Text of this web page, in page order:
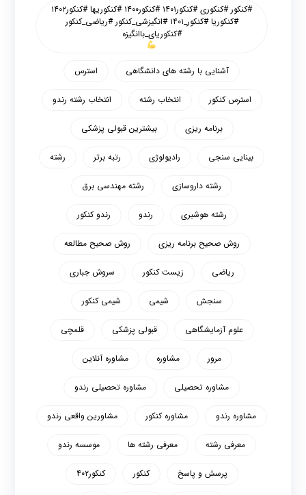
#کنکور #کنکوری #کنکور۱۴۰۱ #کنکور۱۴۰۰ #کنکوریها #کنکور۱۴۰۲
#کنکوریا #کنکور_۱۴۰۱ #انگیزشی_کنکور #ریاضی_کنکور
#کنکوریای_باانگیزه
آشنایی با رشته های دانشگاهی استرس
استرس کنکور انتخاب رشته انتخاب رشته رندو
برنامه ریزی بیشترین قبولی پزشکی
بینایی سنجی رادیولوژی رتبه برتر رشته
رشته داروسازی رشته مهندسی برق
رشته هوشبری رندو رندو کنکور
روش صحیح برنامه ریزی روش صحیح مطالعه
ریاضی زیست کنکور سروش جباری
سنجش شیمی شیمی کنکور
علوم آزمایشگاهی قبولی پزشکی قلمچی
مرور مشاوره مشاوره آنلاین
مشاوره تحصیلی مشاوره تحصیلی رندو
مشاوره رندو مشاوره کنکور مشاورین واقعی رندو
معرفی رشته معرفی رشته ها موسسه رندو
پرسش و پاسخ کنکور کنکور۴۰۲